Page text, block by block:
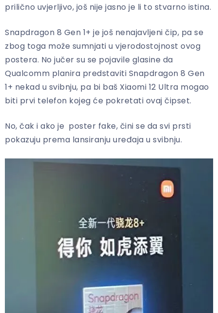
prilično uvjerljivo, još nije jasno je li to stvarno istina.
Snapdragon 8 Gen 1+ je još nenajavljeni čip, pa se
zbog toga može sumnjati u vjerodostojnost ovog
postera. No jučer su se pojavile glasine da
Qualcomm planira predstaviti Snapdragon 8 Gen
1+ nekad u svibnju, pa bi baš Xiaomi 12 Ultra mogao
biti prvi telefon kojeg će pokretati ovaj čipset.
No, čak i ako je poster fake, čini se da svi prsti
pokazuju prema lansiranju uređaja u svibnju.